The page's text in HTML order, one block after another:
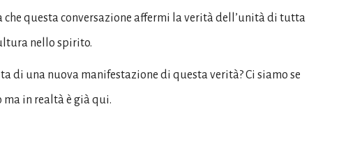
questa conversazione affermi la verità dell’unità di tutta
nello spirito.
di una nuova manifestazione di questa verità? Ci siamo se
ma in realtà è già qui.